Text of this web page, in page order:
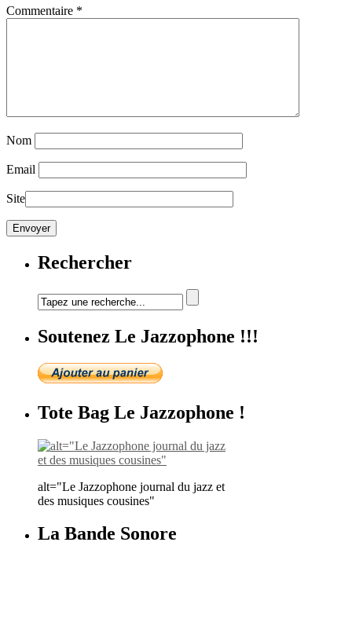
Commentaire *
Nom
Email
Site
Rechercher
Soutenez Le Jazzophone !!!
Tote Bag Le Jazzophone !
alt="Le Jazzophone journal du jazz et
des musiques cousines"
La Bande Sonore